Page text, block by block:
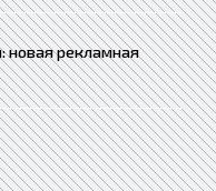
новая рекламная